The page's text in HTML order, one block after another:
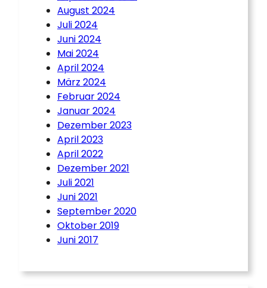
August 2024
Juli 2024
Juni 2024
Mai 2024
April 2024
März 2024
Februar 2024
Januar 2024
Dezember 2023
April 2023
April 2022
Dezember 2021
Juli 2021
Juni 2021
September 2020
Oktober 2019
Juni 2017